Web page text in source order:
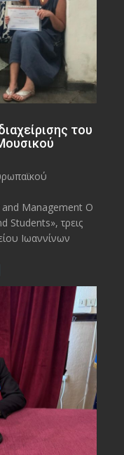
του
and Management O
Students», τρεις
Ιωαννίνων